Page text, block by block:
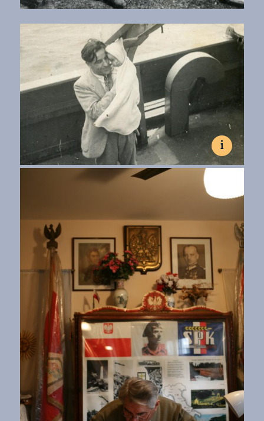
1950-1951, Ushuaia, Ziemia Ognista.
Rodzina Jeżewskich z przyjaciółmi przed domem.
Fot. kolekcja Anny Jeżewskiej
La familia Jeżewski con amigos frente a su casa.
Fot. colección de Anna Jeżewska
i
Marzec-kwiecień 1948, miejsce nieznane.
Stefan Szymula z synem Claudio na pokładzie Empire Lance.
Stefan Szymula con su hijo Claudio en la cubierta del Empire
Lance.
Fot. colección de Sylvia Szymula